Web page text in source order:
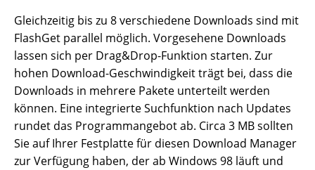
Gleichzeitig bis zu 8 verschiedene Downloads sind mit
FlashGet parallel möglich. Vorgesehene Downloads
lassen sich per Drag&Drop-Funktion starten. Zur
hohen Download-Geschwindigkeit trägt bei, dass die
Downloads in mehrere Pakete unterteilt werden
können. Eine integrierte Suchfunktion nach Updates
rundet das Programmangebot ab. Circa 3 MB sollten
Sie auf Ihrer Festplatte für diesen Download Manager
zur Verfügung haben, der ab Windows 98 läuft und